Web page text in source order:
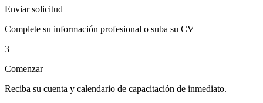
Enviar solicitud
Complete su información profesional o suba su CV
3
Comenzar
Reciba su cuenta y calendario de capacitación de inmediato.